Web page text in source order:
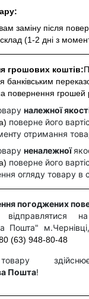
заміну після
(1-2 дні з
грошових коштів:
банківським
повернення грошей
належної
поверне його
отримання
неналежної
поверне його
огляду товару в
погоджених
Пошта"
(63) 948-80-48
Пошта!